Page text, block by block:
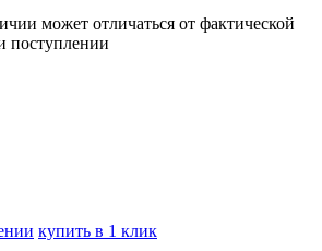
может отличаться от фактической
поступлении
купить в 1 клик